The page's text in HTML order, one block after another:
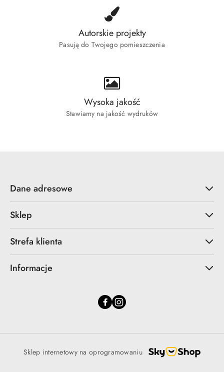
Autorskie projekty
Pasują do Twojego pomieszczenia
Wysoka jakość
Stawiamy na jakość wydruków
Dane adresowe
Sklep
Strefa klienta
Informacje
Sklep internetowy na oprogramowaniu